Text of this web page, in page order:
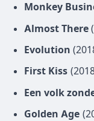
Monkey
Almost There
Evolution
First Kiss
Een volk
Golden Age